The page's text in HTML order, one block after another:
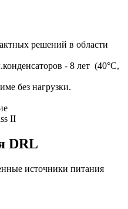
решений в области
- 8 лет (40°C,
без нагрузки.
II
DRL
источники питания